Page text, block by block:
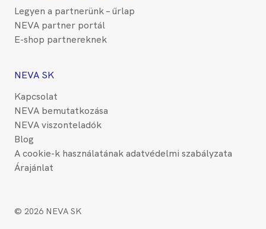
Legyen a partnerünk – űrlap
NEVA partner portál
E-shop partnereknek
NEVA SK
Kapcsolat
NEVA bemutatkozása
NEVA viszonteladók
Blog
A cookie-k használatának adatvédelmi szabályzata
Árajánlat
© 2026 NEVA SK